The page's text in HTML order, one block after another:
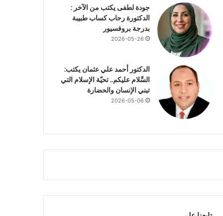
جودة لطفى يكتب من الآخر :
الدكتورة رحاب كساب طبيبة
بدرجة بروفسيور
2026-05-26
الدكتور أحمد علي عثمان يكتب:
السَّلام عليكم.. تحيّة الإسلام التي
تبني الإنسان والحضارة
2026-05-06